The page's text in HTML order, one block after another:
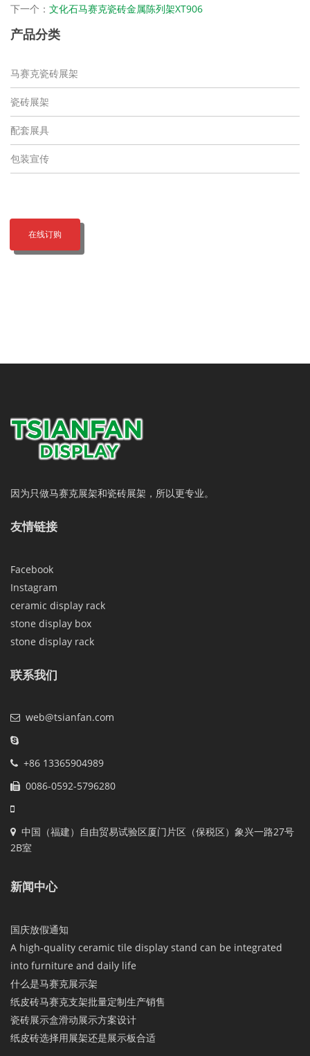
下一个： 文化石马赛克瓷砖金属陈列架XT906
产品分类
马赛克瓷砖展架
瓷砖展架
配套展具
包装宣传
在线订购
因为只做马赛克展架和瓷砖展架，所以更专业。
友情链接
Facebook
Instagram
ceramic display rack
stone display box
stone display rack
联系我们
web@tsianfan.com
+86 13365904989
0086-0592-5796280
中国（福建）自由贸易试验区厦门片区（保税区）象兴一路27号
2B室
新闻中心
国庆放假通知
A high-quality ceramic tile display stand can be integrated
into furniture and daily life
什么是马赛克展示架
纸皮砖马赛克支架批量定制生产销售
瓷砖展示盒滑动展示方案设计
纸皮砖选择用展架还是展示板合适